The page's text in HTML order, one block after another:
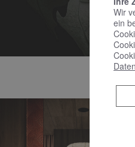
Wir
ein